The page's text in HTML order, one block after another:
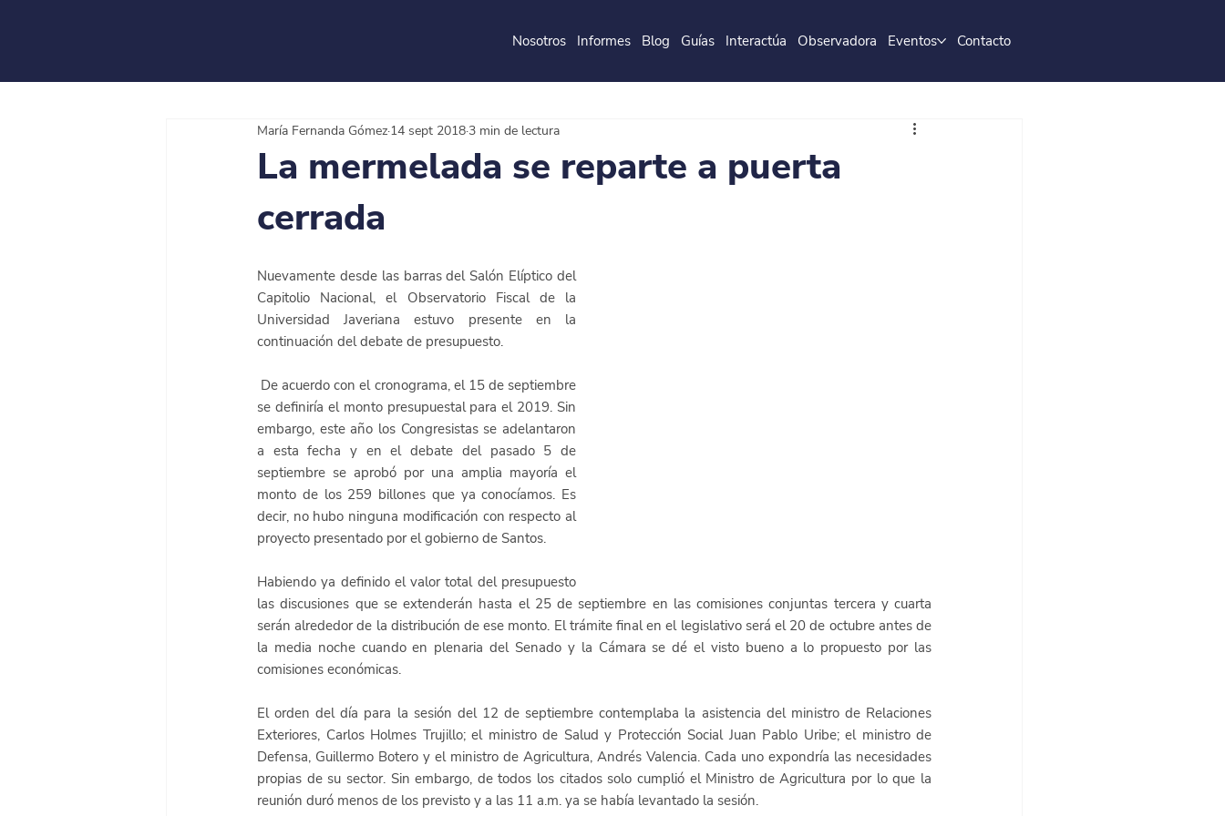
Nosotros Informes Blog Guías Interactúa Observadora Eventos Contacto
La mermelada se reparte a puerta
cerrada
María Fernanda Gómez 14 sept 2018 3 min de lectura
Nuevamente desde las barras del Salón Elíptico del
Capitolio Nacional, el Observatorio Fiscal de la
Universidad Javeriana estuvo presente en la
continuación del debate de presupuesto.
se definiría el monto presupuestal para el 2019. Sin
embargo, este año los Congresistas se adelantaron
a esta fecha y en el debate del pasado 5 de
septiembre se aprobó por una amplia mayoría el
monto de los 259 billones que ya conocíamos. Es
decir, no hubo ninguna modificación con respecto al
proyecto presentado por el gobierno de Santos.
Habiendo ya definido el valor total del presupuesto
las discusiones que se extenderán hasta el 25 de septiembre en las comisiones conjuntas tercera y cuarta
serán alrededor de la distribución de ese monto. El trámite final en el legislativo será el 20 de octubre antes de
la media noche cuando en plenaria del Senado y la Cámara se dé el visto bueno a lo propuesto por las
comisiones económicas.
El orden del día para la sesión del 12 de septiembre contemplaba la asistencia del ministro de Relaciones
Exteriores, Carlos Holmes Trujillo; el ministro de Salud y Protección Social Juan Pablo Uribe; el ministro de
Defensa, Guillermo Botero y el ministro de Agricultura, Andrés Valencia. Cada uno expondría las necesidades
propias de su sector. Sin embargo, de todos los citados solo cumplió el Ministro de Agricultura por lo que la
reunión duró menos de los previsto y a las 11 a.m. ya se había levantado la sesión.